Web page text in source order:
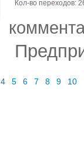
Кол-во переходов:
4 5 6 7 8 9 10